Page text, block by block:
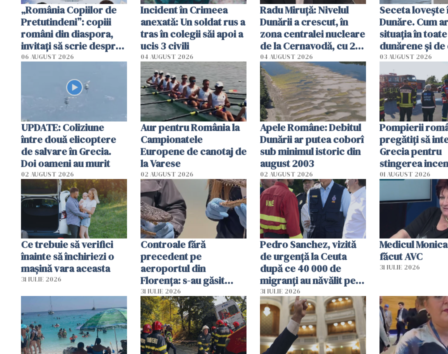
„România Copiilor de
Pretutindeni”: copiii
români din diaspora,
invitați să scrie despre
România într-un volum
06 AUGUST 2026
Incident în Crimeea
anexată: Un soldat rus a
tras în colegii săi apoi a
ucis 3 civili
04 AUGUST 2026
Radu Miruţă: Nivelul
Dunării a crescut, în
zona centralei nucleare
de la Cernavodă, cu 2
cm faţă de ziua trecută
04 AUGUST 2026
Seceta
Dunăre. Cum
situația în
dunărene și de
România
efectele, deși a
în iulie
03 AUGUST 2026
UPDATE: Coliziune
între două elicoptere
de salvare în Grecia.
Doi oameni au murit
02 AUGUST 2026
Aur pentru România la
Campionatele
Europene de canotaj de
la Varese
02 AUGUST 2026
Apele Române: Debitul
Dunării ar putea coborî
sub minimul istoric din
august 2003
02 AUGUST 2026
Pompierii
pregătiţi să
Grecia pentru
stingerea
01 AUGUST 2026
Ce trebuie să verifici
înainte să închiriezi o
mașină vara aceasta
31 IULIE 2026
Controale fără
precedent pe
aeroportul din
Florența: s-au găsit
capete de aligator și o
sumă imensă de bani
31 IULIE 2026
Pedro Sanchez, vizită
de urgență la Ceuta
după ce 40 000 de
migranți au năvălit pe
teritoriul spaniol: „Vom
mobiliza toate
resursele"
31 IULIE 2026
Medicul
făcut AVC
31 IULIE 2026